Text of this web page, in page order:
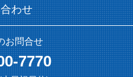
わせ
お問合せ
7770